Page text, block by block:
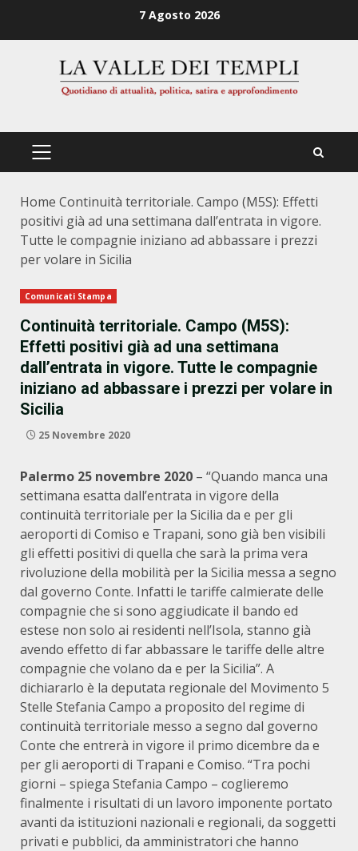
7 Agosto 2026
PRIMÄRES
Home Continuità territoriale. Campo (M5S): Effetti
positivi già ad una settimana dall’entrata in vigore.
Tutte le compagnie iniziano ad abbassare i prezzi
per volare in Sicilia
Comunicati Stampa
Continuità territoriale. Campo (M5S):
Effetti positivi già ad una settimana
dall’entrata in vigore. Tutte le compagnie
iniziano ad abbassare i prezzi per volare in
Sicilia
25 Novembre 2020
Palermo 25 novembre 2020 – “Quando manca una
settimana esatta dall’entrata in vigore della
continuità territoriale per la Sicilia da e per gli
aeroporti di Comiso e Trapani, sono già ben visibili
gli effetti positivi di quella che sarà la prima vera
rivoluzione della mobilità per la Sicilia messa a segno
dal governo Conte. Infatti le tariffe calmierate delle
compagnie che si sono aggiudicate il bando ed
estese non solo ai residenti nell’Isola, stanno già
avendo effetto di far abbassare le tariffe delle altre
compagnie che volano da e per la Sicilia”. A
dichiararlo è la deputata regionale del Movimento 5
Stelle Stefania Campo a proposito del regime di
continuità territoriale messo a segno dal governo
Conte che entrerà in vigore il primo dicembre da e
per gli aeroporti di Trapani e Comiso. “Tra pochi
giorni – spiega Stefania Campo – coglieremo
finalmente i risultati di un lavoro imponente portato
avanti da istituzioni nazionali e regionali, da soggetti
privati e pubblici, da amministratori che hanno